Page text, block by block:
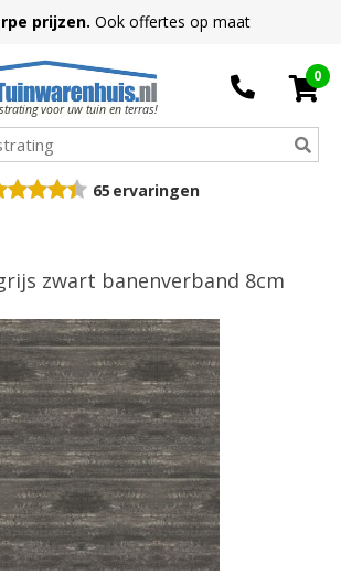
prijzen. Ook offertes op maat
voor uw tuin en terras!
0
65 ervaringen
zwart banenverband 8cm